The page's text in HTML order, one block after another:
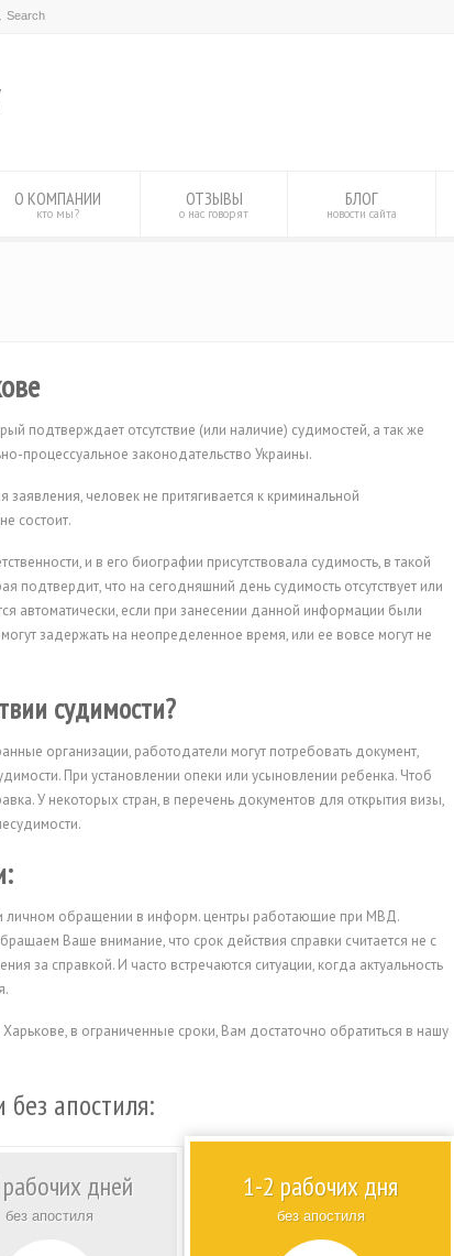
О КОМПАНИИ
кто мы?
ОТЗЫВЫ
о нас говорят
БЛОГ
новости сайта
подтверждает отсутствие (или наличие) судимостей, а так же
процессуальное законодательство Украины.
человек не притягивается к криминальной
состоит.
и в его биографии присутствовала судимость, в такой
подтвердит, что на сегодняшний день судимость отсутствует или
автоматически, если при занесении данной информации были
задержать на неопределенное время, или ее вовсе могут не
судимости?
организации, работодатели могут потребовать документ,
При установлении опеки или усыновлении ребенка. Чтоб
У некоторых стран, в перечень документов для открытия визы,
личном обращении в информ. центры работающие при МВД.
Ваше внимание, что срок действия справки считается не с
за справкой. И часто встречаются ситуации, когда актуальность
в ограниченные сроки, Вам достаточно обратиться в нашу
апостиля:
дней
без апостиля
1-2 рабочих дня
без апостиля